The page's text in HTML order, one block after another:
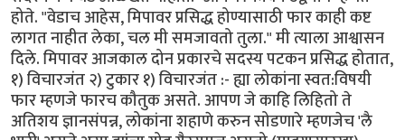
होते. "वेडाच आहेस, मिपावर प्रसिद्ध होण्यासाठी फार काही कष्ट
लागत नाहीत लेका, चल मी समजावतो तुला." मी त्याला आश्वासन
दिले. मिपावर आजकाल दोन प्रकारचे सदस्य पटकन प्रसिद्ध होतात,
१) विचारजंत २) टुकार १) विचारजंत :- ह्या लोकांना स्वत:विषयी
फार म्हणजे फारच कौतुक असते. आपण जे काहि लिहितो ते
अतिशय ज्ञानसंपन्न, लोकांना शहाणे करुन सोडणारे म्हणजेच 'लै